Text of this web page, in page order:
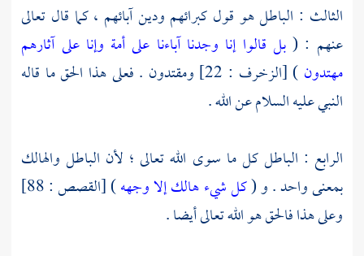
الثالث : الباطل هو قول كبرائهم ودين آبائهم ، كما قال تعالى
عنهم : (بل قالوا إنا وجدنا آباءنا على أمة وإنا على آثارهم
مهتدون
) [الزخرف : 22] ومقتدون . فعلى هذا الحق ما قاله
النبي عليه السلام عن الله .
الرابع : الباطل كل ما سوى الله تعالى ؛ لأن الباطل والهالك
بمعنى واحد . و (كل شيء هالك إلا وجهه
) [القصص : 88]
وعلى هذا فالحق هو الله تعالى أيضا .